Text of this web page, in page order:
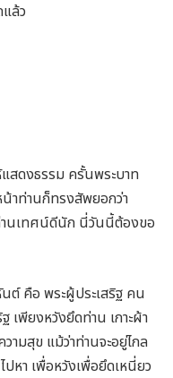
ล้ว
สดงธรรม ครั้นพระบาท
น้าท่านก็ทรงสัพยอกว่า
านเทศน์ดีนัก นี่วันนี้ต้องขอ
ต์ คือ พระผู้ประเสริฐ คน
เพียงหวังยึดท่าน เกาะผ้า
ามสุข แม้ว่าท่านจะอยู่ไกล
า เพื่อหวังเพื่อยึดเหนี่ยว